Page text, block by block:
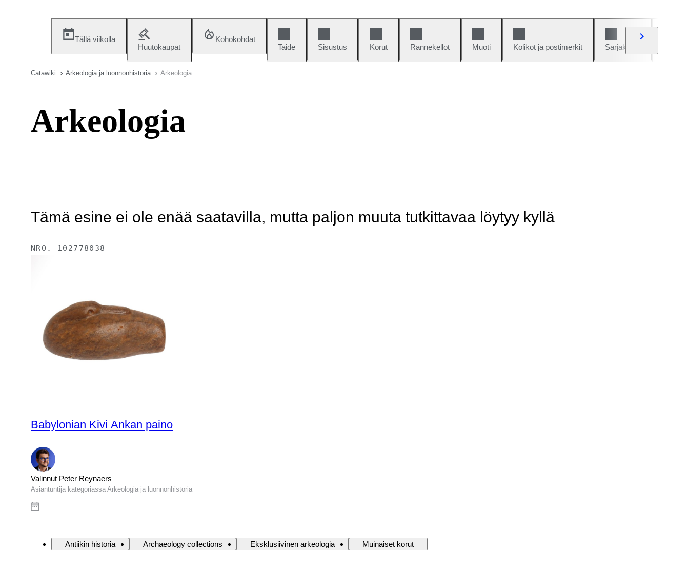
Tällä viikolla
Huutokaupat
Kohokohdat
Taide
Sisustus Korut Rannekellot Muoti Kolikot ja postimerkit Sarjakuvat
Catawiki Arkeologia ja luonnonhistoria Arkeologia
Arkeologia
Tämä esine ei ole enää saatavilla, mutta paljon muuta tutkittavaa löytyy kyllä
NRO. 102778038
Babylonian Kivi Ankan paino
Valinnut Peter Reynaers
Asiantuntija kategoriassa Arkeologia ja luonnonhistoria
Antiikin historia Archaeology collections Eksklusiivinen arkeologia Muinaiset korut